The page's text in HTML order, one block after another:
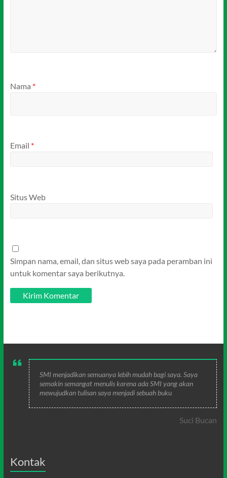
Nama *
Email *
Situs Web
Simpan nama, email, dan situs web saya pada peramban ini
untuk komentar saya berikutnya.
SMI menjadikan semuanya lebih mudah bagi saya. Saya
semakin semangat menulis karena ada SMI yang akan
mewujudkan tulisan saya menjadi sebuah buku
Suci Bucan
Kontak